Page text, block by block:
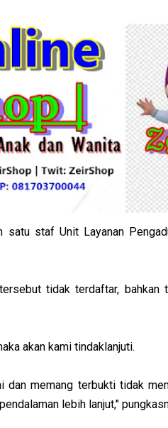
staf Unit Layanan
tidak terdaftar,
akan kami tindaklanjuti.
dan memang terbukti tidak
lebih lanjut,"